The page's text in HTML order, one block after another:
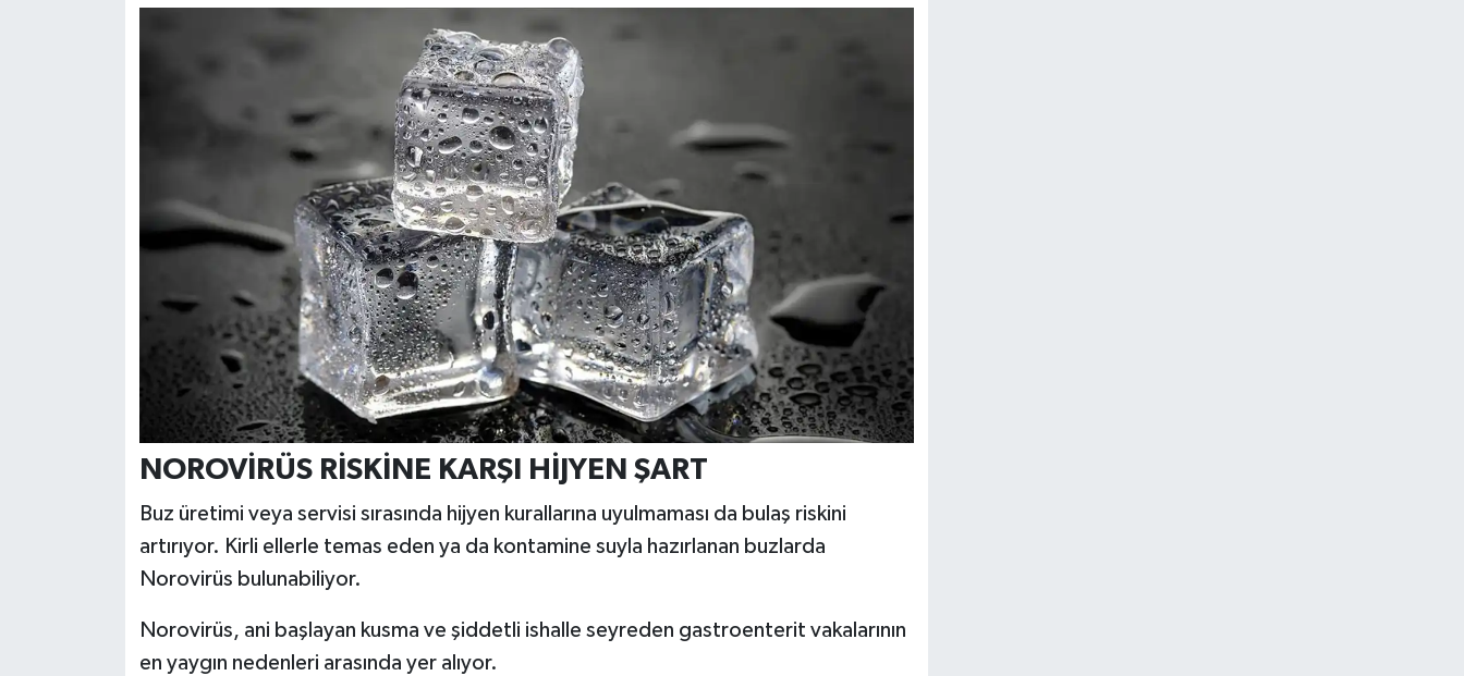
NOROVİRÜS RİSKİNE KARŞI HİJYEN ŞART
Buz üretimi veya servisi sırasında hijyen kurallarına uyulmaması da bulaş riskini
artırıyor. Kirli ellerle temas eden ya da kontamine suyla hazırlanan buzlarda
Norovirüs bulunabiliyor.
Norovirüs, ani başlayan kusma ve şiddetli ishalle seyreden gastroenterit vakalarının
en yaygın nedenleri arasında yer alıyor.